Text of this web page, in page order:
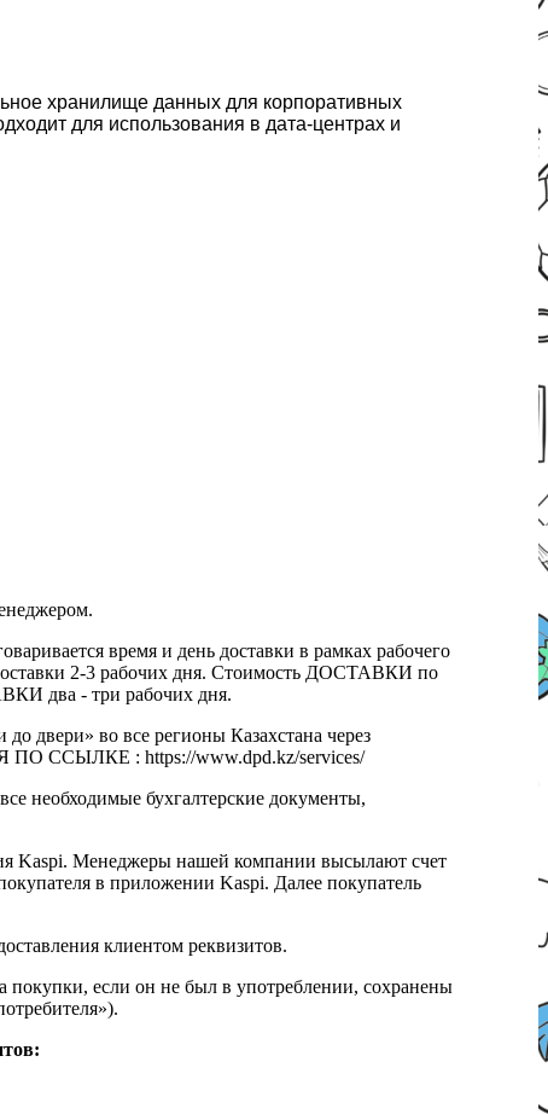
хранилище данных для корпоративных
для использования в дата-центрах и
время и день доставки в рамках рабочего
2-3 рабочих дня. Стоимость ДОСТАВКИ по
два - три рабочих дня.
до двери» во все регионы Казахстана через
ПО ССЫЛКЕ : https://www.dpd.kz/services/
необходимые бухгалтерские документы,
Kaspi. Менеджеры нашей компании высылают счет
в приложении Kaspi. Далее покупатель
клиентом реквизитов.
покупки, если он не был в употреблении, сохранены